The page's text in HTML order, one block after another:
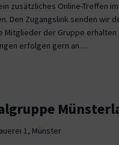
zusätzliches Online-Treffen im
Den Zugangslink senden wir
Mitglieder der Gruppe
erfolgen gern an…
1, Münster